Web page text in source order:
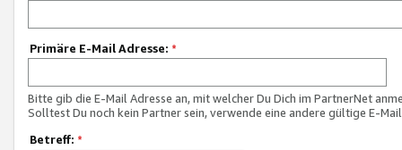
Primäre E-Mail Adresse: *
Bitte gib die E-Mail Adresse an, mit welcher Du Dich im PartnerNet
Solltest Du noch kein Partner sein, verwende eine andere gültige E-
Betreff: *